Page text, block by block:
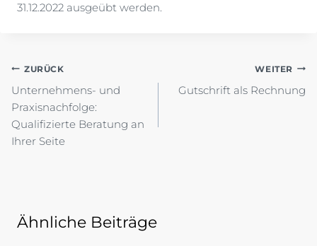
31.12.2022 ausgeübt werden.
Beitragsnavigation
ZURÜCK
Unternehmens- und
Praxisnachfolge:
Qualifizierte Beratung an
Ihrer Seite
WEITER
Gutschrift als Rechnung
Ähnliche Beiträge